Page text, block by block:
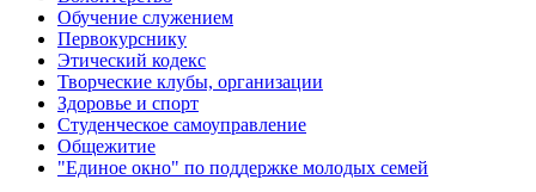
Обучение служением
Первокурснику
Этический кодекс
Творческие клубы, организации
Здоровье и спорт
Студенческое самоуправление
Общежитие
"Единое окно" по поддержке молодых семей